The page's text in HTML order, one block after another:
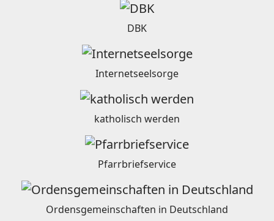
DBK
Internetseelsorge
katholisch werden
Pfarrbriefservice
Ordensgemeinschaften in Deutschland